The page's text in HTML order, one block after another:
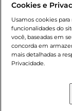
nossas
promocionais
cliente. Os
o e-commerce e
sofrer alterações
de bebidas
Adolescente).
prévio. O valor
Cookies e
Usamos cookies
funcionalidades do
você, baseadas em
concorda em
mais detalhadas a
Privacidade.